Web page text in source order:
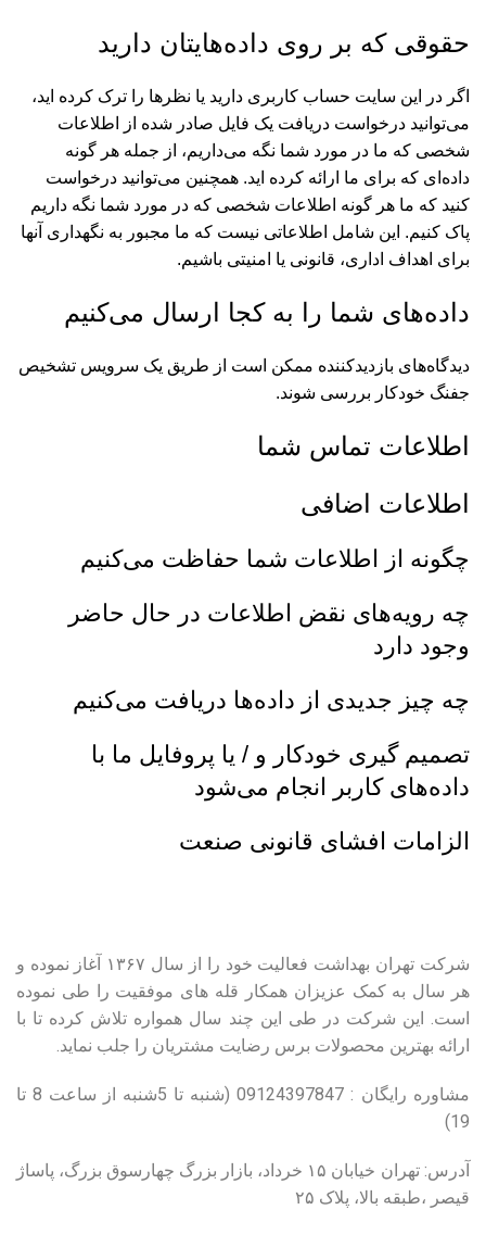
حقوقی که بر روی داده‌هایتان دارید
اگر در این سایت حساب کاربری دارید یا نظرها را ترک کرده اید،
می‌توانید درخواست دریافت یک فایل صادر شده از اطلاعات
شخصی که ما در مورد شما نگه می‌داریم، از جمله هر گونه
داده‌ای که برای ما ارائه کرده اید. همچنین می‌توانید درخواست
کنید که ما هر گونه اطلاعات شخصی که در مورد شما نگه داریم
پاک کنیم. این شامل اطلاعاتی نیست که ما مجبور به نگهداری آنها
برای اهداف اداری، قانونی یا امنیتی باشیم.
داده‌های شما را به کجا ارسال می‌کنیم
دیدگاه‌های بازدیدکننده ممکن است از طریق یک سرویس تشخیص
جفنگ خودکار بررسی شوند.
اطلاعات تماس شما
اطلاعات اضافی
چگونه از اطلاعات شما حفاظت می‌کنیم
چه رویه‌های نقض اطلاعات در حال حاضر
وجود دارد
چه چیز جدیدی از داده‌ها دریافت می‌کنیم
تصمیم گیری خودکار و / یا پروفایل ما با
داده‌های کاربر انجام می‌شود
الزامات افشای قانونی صنعت
شرکت تهران بهداشت فعالیت خود را از سال ۱۳۶۷ آغاز نموده و
هر سال به کمک عزیزان همکار قله های موفقیت را طی نموده
است. این شرکت در طی این چند سال همواره تلاش کرده تا با
ارائه بهترین محصولات برس رضایت مشتریان را جلب نماید.
مشاوره رایگان : 09124397847 (شنبه تا 5شنبه از ساعت 8 تا
19)
قیصر ،طبقه بالا، پلاک ۲۵